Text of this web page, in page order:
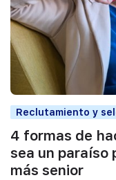
Reclutamiento y
4 formas de
sea un paraíso
más senior